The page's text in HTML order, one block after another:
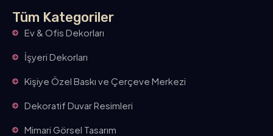
Tüm Kategoriler
Ev & Ofis Dekorları
İşyeri Dekorları
Kişiye Özel Baskı ve Çerçeve Merkezi
Dekoratif Duvar Resimleri
Mimari Görsel Tasarım